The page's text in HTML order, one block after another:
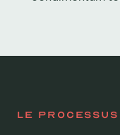
le processus